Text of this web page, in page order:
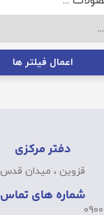
اعمال فیلتر ها
دفتر مرکزی
قزوین ، میدان قدس
شماره های تماس